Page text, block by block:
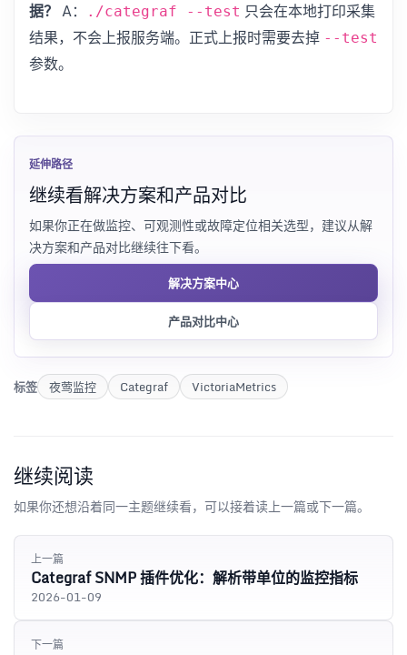
据？ A： ./categraf --test 只会在本地打印采集
结果，不会上报服务端。正式上报时需要去掉 --test
参数。
延伸路径
继续看解决方案和产品对比
如果你正在做监控、可观测性或故障定位相关选型，建议从解
决方案和产品对比继续往下看。
解决方案中心
产品对比中心
标签 夜莺监控 Categraf VictoriaMetrics
继续阅读
如果你还想沿着同一主题继续看，可以接着读上一篇或下一篇。
上一篇
Categraf SNMP 插件优化：解析带单位的监控指标
2026-01-09
下一篇